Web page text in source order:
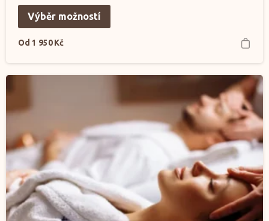
Výběr možností
Od 1 950Kč